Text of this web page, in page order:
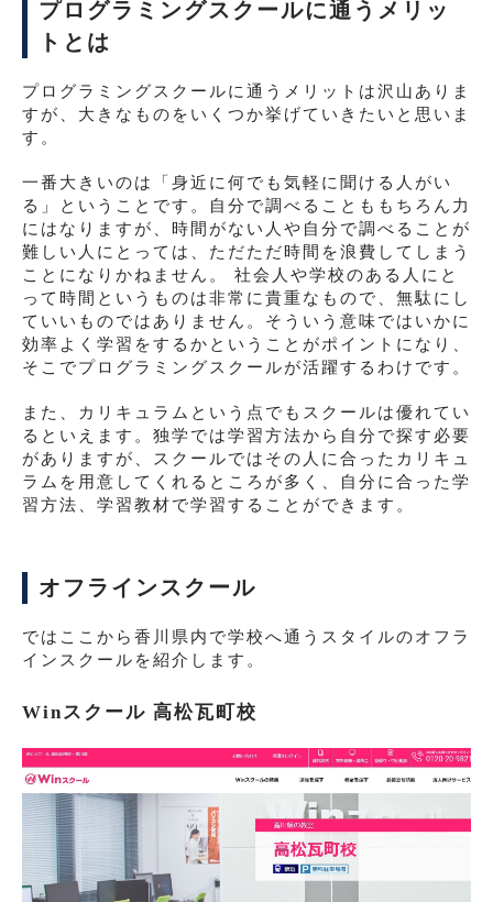
プログラミングスクールに通うメリッ
トとは
プログラミングスクールに通うメリットは沢山ありま
すが、大きなものをいくつか挙げていきたいと思いま
す。
一番大きいのは「身近に何でも気軽に聞ける人がい
る」ということです。自分で調べることももちろん力
にはなりますが、時間がない人や自分で調べることが
難しい人にとっては、ただただ時間を浪費してしまう
ことになりかねません。 社会人や学校のある人にと
って時間というものは非常に貴重なもので、無駄にし
ていいものではありません。そういう意味ではいかに
効率よく学習をするかということがポイントになり、
そこでプログラミングスクールが活躍するわけです。
また、カリキュラムという点でもスクールは優れてい
るといえます。独学では学習方法から自分で探す必要
がありますが、スクールではその人に合ったカリキュ
ラムを用意してくれるところが多く、自分に合った学
習方法、学習教材で学習することができます。
オフラインスクール
ではここから香川県内で学校へ通うスタイルのオフラ
インスクールを紹介します。
Winスクール 高松瓦町校